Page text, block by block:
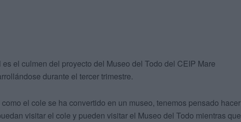
el culmen del proyecto del Museo del Todo del CEIP Mare
durante el tercer trimestre.
el cole se ha convertido en un museo, tenemos pensado hacer
visitar el cole y pueden visitar el Museo del Todo mientras que